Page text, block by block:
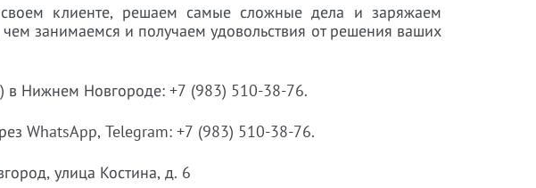
клиенте, решаем самые сложные дела и заряжаем
занимаемся и получаем удовольствия от решения ваших
в Нижнем Новгороде: +7 (983) 510-38-76.
WhatsApp, Telegram: +7 (983) 510-38-76.
улица Костина, д. 6